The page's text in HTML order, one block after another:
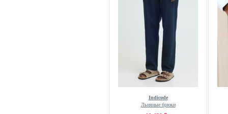
Indicode
Льняные брюки